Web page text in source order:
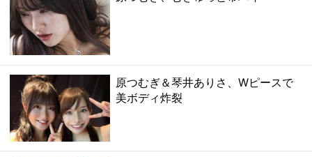
原つむぎ＆琴井ありさ、Wピースで
美ボディ炸裂